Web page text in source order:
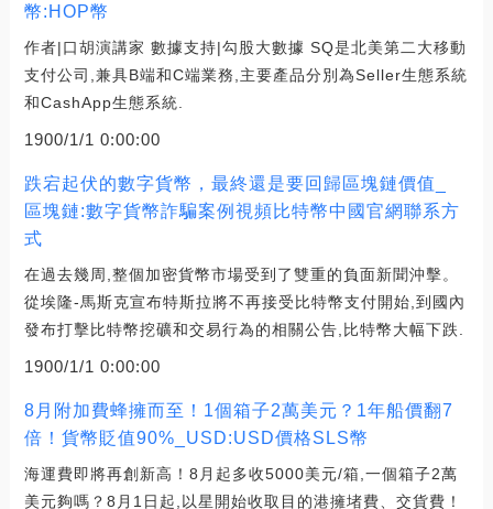
幣:HOP幣
作者|口胡演講家 數據支持|勾股大數據 SQ是北美第二大移動
支付公司,兼具B端和C端業務,主要產品分別為Seller生態系統
和CashApp生態系統.
1900/1/1 0:00:00
跌宕起伏的數字貨幣，最終還是要回歸區塊鏈價值_
區塊鏈:數字貨幣詐騙案例視頻比特幣中國官網聯系方
式
在過去幾周,整個加密貨幣市場受到了雙重的負面新聞沖擊。
從埃隆-馬斯克宣布特斯拉將不再接受比特幣支付開始,到國內
發布打擊比特幣挖礦和交易行為的相關公告,比特幣大幅下跌.
1900/1/1 0:00:00
8月附加費蜂擁而至！1個箱子2萬美元？1年船價翻7
倍！貨幣貶值90%_USD:USD價格SLS幣
海運費即將再創新高！8月起多收5000美元/箱,一個箱子2萬
美元夠嗎？8月1日起,以星開始收取目的港擁堵費、交貨費！